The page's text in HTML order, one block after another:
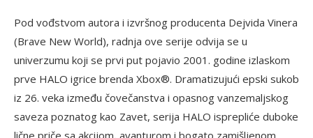
Pod vođstvom autora i izvršnog producenta Dejvida Vinera
(Brave New World), radnja ove serije odvija se u
univerzumu koji se prvi put pojavio 2001. godine izlaskom
prve HALO igrice brenda Xbox®. Dramatizujući epski sukob
iz 26. veka između čovečanstva i opasnog vanzemaljskog
saveza poznatog kao Zavet, serija HALO isprepliće duboke